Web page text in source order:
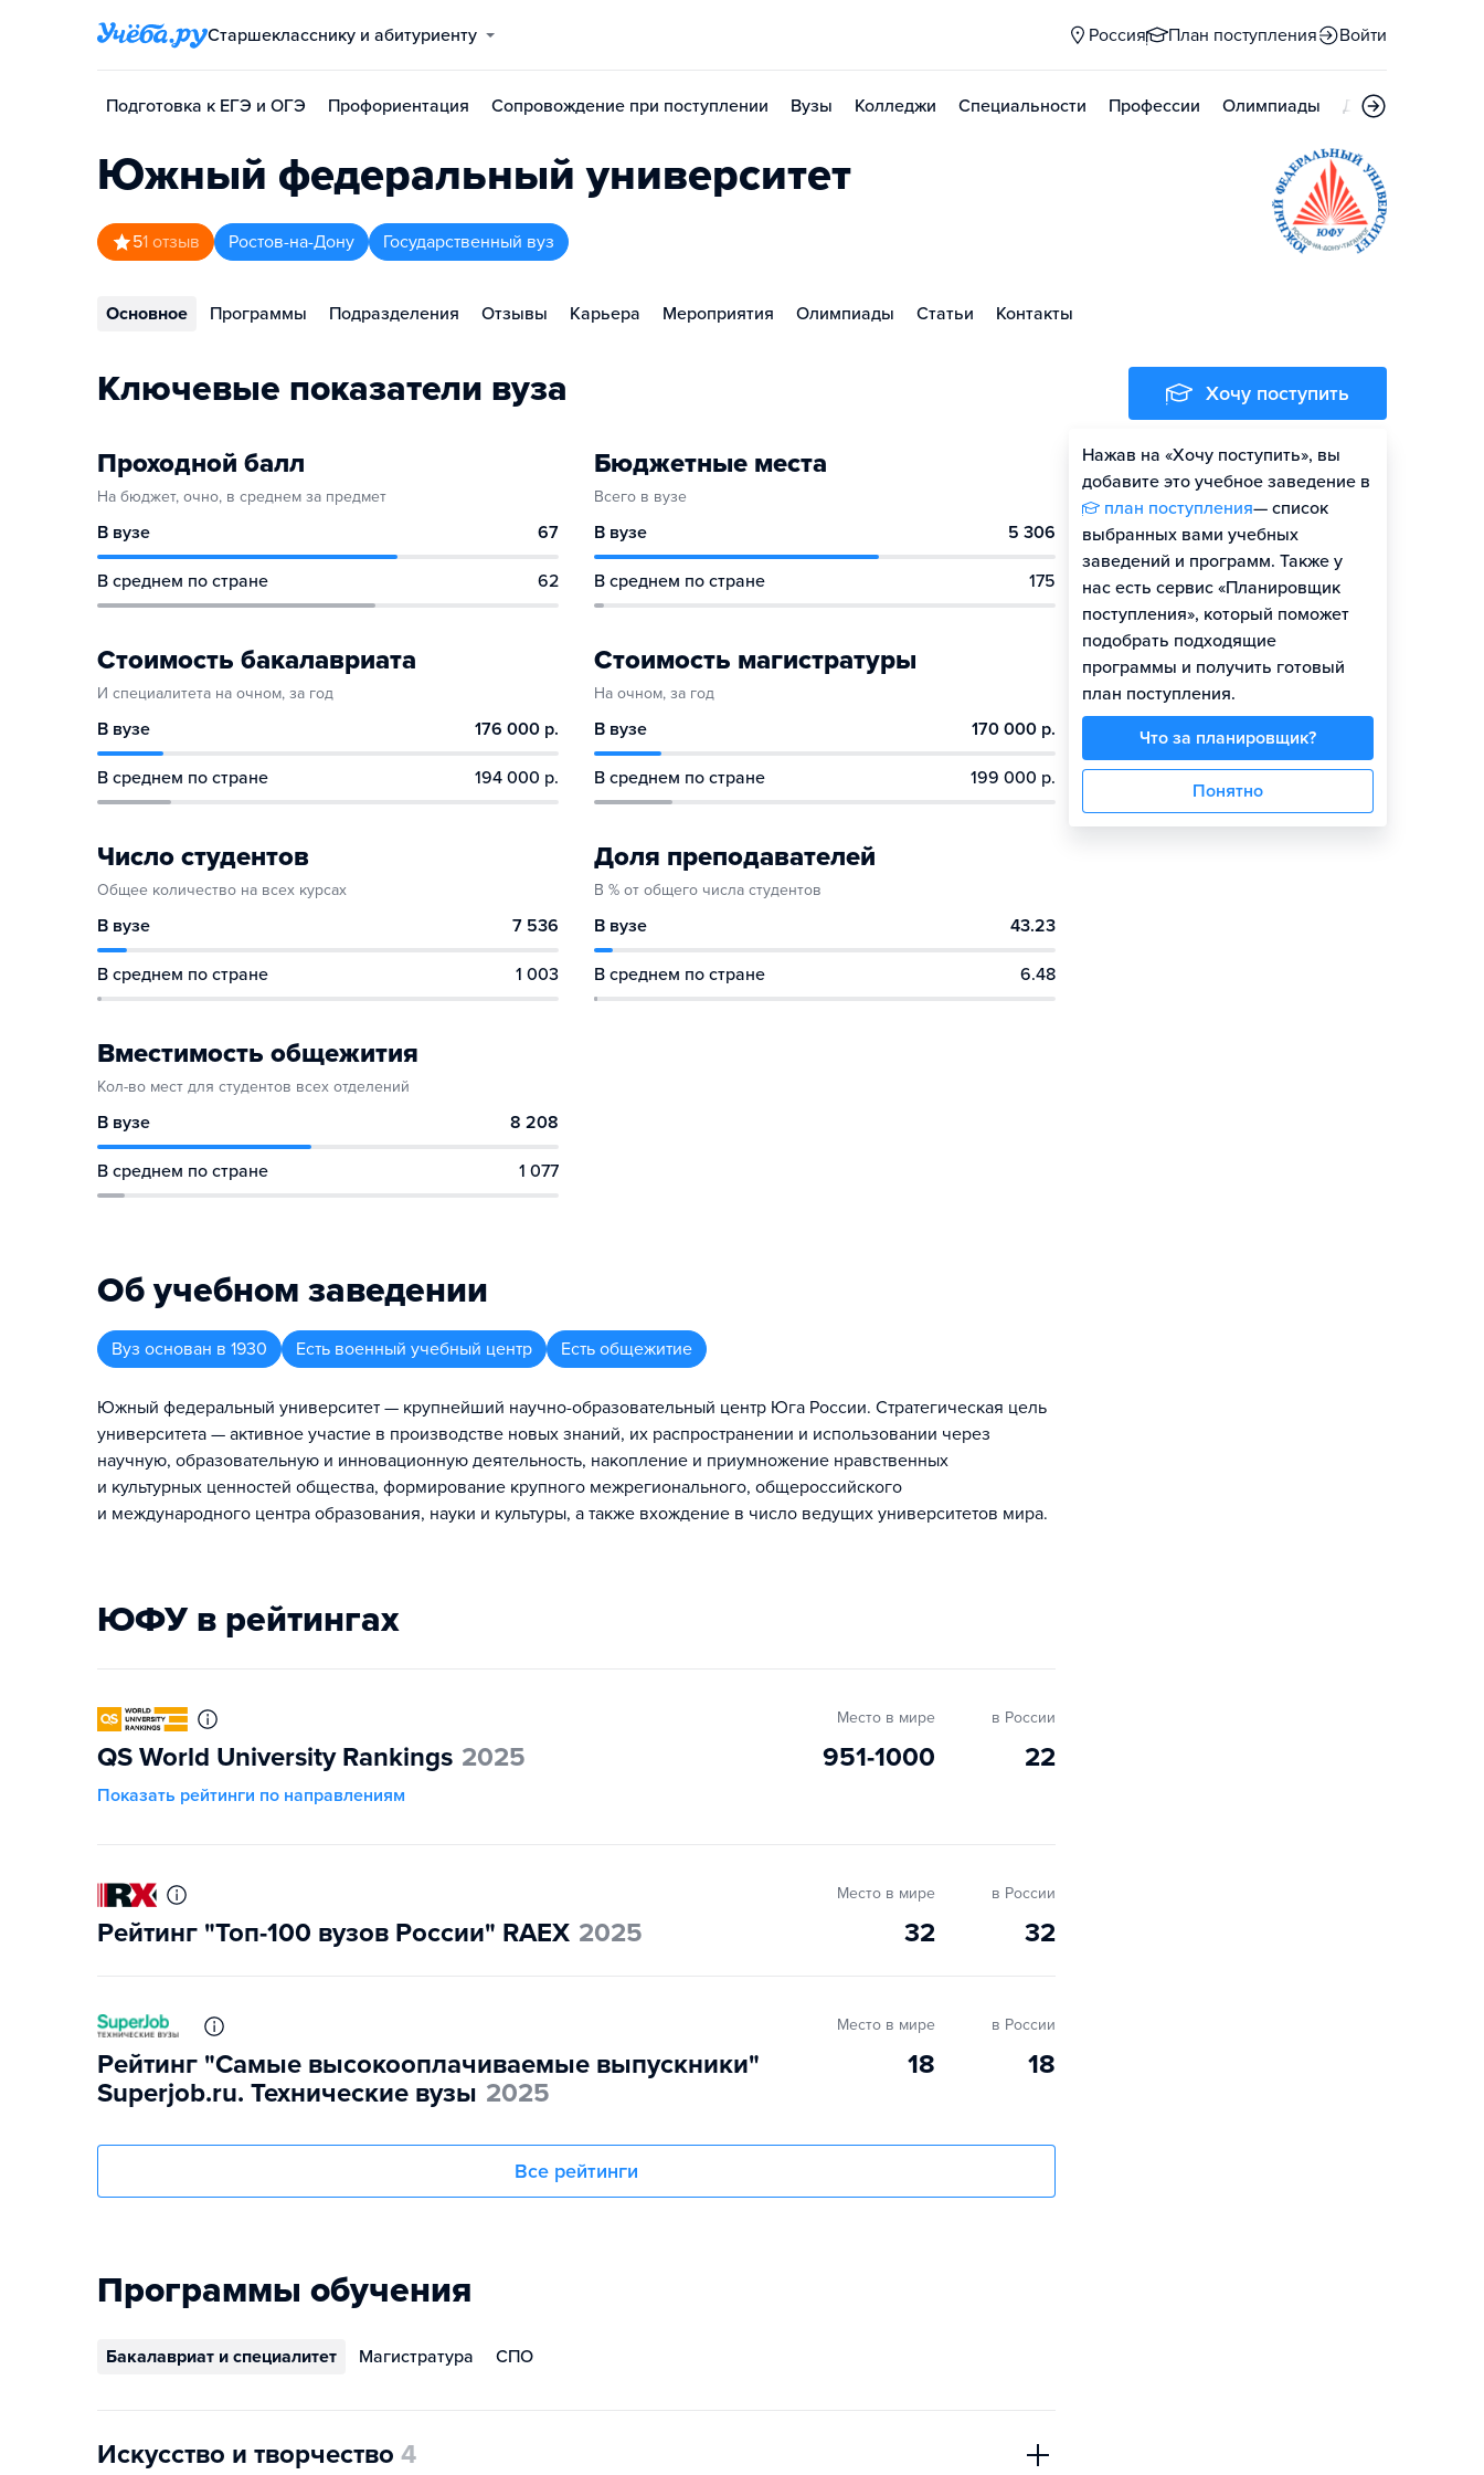
Старшекласснику и абитуриенту Россия План поступления Войти
Подготовка к ЕГЭ и ОГЭ Профориентация Сопровождение при поступлении Вузы Колледжи Специальности Профессии Олимпиады Дни открытых
Южный федеральный университет
51 отзыв Ростов-на-Дону Государственный вуз
Основное Программы Подразделения Отзывы Карьера Мероприятия Олимпиады Статьи Контакты
Ключевые показатели вуза
Проходной балл
На бюджет, очно, в среднем за предмет
В вузе 67
В среднем по стране 62
Бюджетные места
Всего в вузе
В вузе 5 306
В среднем по стране 175
Стоимость бакалавриата
И специалитета на очном, за год
В вузе 176 000 р.
В среднем по стране 194 000 р.
Стоимость магистратуры
На очном, за год
В вузе 170 000 р.
В среднем по стране 199 000 р.
Число студентов
Общее количество на всех курсах
В вузе 7 536
В среднем по стране 1 003
Доля преподавателей
В % от общего числа студентов
В вузе 43.23
В среднем по стране 6.48
Вместимость общежития
Кол-во мест для студентов всех отделений
В вузе 8 208
В среднем по стране 1 077
Об учебном заведении
Вуз основан в 1930 Есть военный учебный центр Есть общежитие
Южный федеральный университет — крупнейший научно-образовательный центр Юга России. Стратегическая цель
университета — активное участие в производстве новых знаний, их распространении и использовании через
научную, образовательную и инновационную деятельность, накопление и приумножение нравственных
и культурных ценностей общества, формирование крупного межрегионального, общероссийского
и международного центра образования, науки и культуры, а также вхождение в число ведущих университетов мира.
ЮФУ в рейтингах
Место в мире в России
QS World University Rankings 2025 951-1000 22
Показать рейтинги по направлениям
Место в мире в России
Рейтинг "Топ-100 вузов России" RAEX 2025 32 32
Место в мире в России
Рейтинг "Самые высокооплачиваемые выпускники"
Superjob.ru. Технические вузы 2025
18 18
Все рейтинги
Программы обучения
Бакалавриат и специалитет Магистратура СПО
Искусство и творчество 4
Хочу поступить
Нажав на «Хочу поступить», вы
добавите это учебное заведение в
план поступления— список
выбранных вами учебных
заведений и программ. Также у
нас есть сервис «Планировщик
поступления», который поможет
подобрать подходящие
программы и получить готовый
план поступления.
Что за планировщик?
Понятно
Оценить шансы